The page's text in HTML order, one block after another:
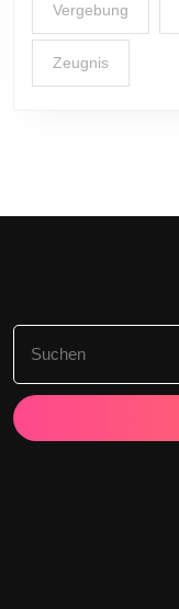
Vergebung
Zeugnis
for: